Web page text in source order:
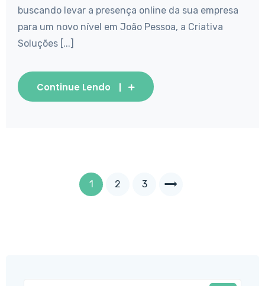
buscando levar a presença online da sua empresa
para um novo nível em João Pessoa, a Criativa
Soluções [...]
Continue Lendo
1 2 3